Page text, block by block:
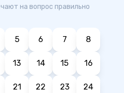
на вопрос правильно
5 6 7 8
13 14 15 16
21 22 23 24